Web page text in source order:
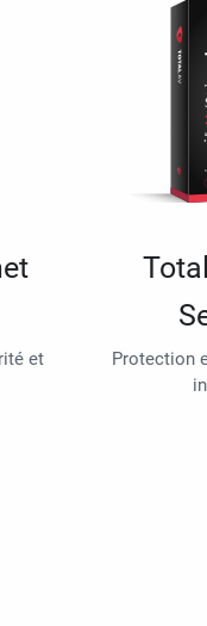
et
Protection